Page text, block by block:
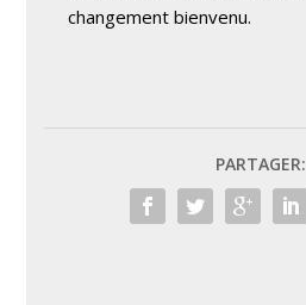
changement bienvenu.
PARTAGER: